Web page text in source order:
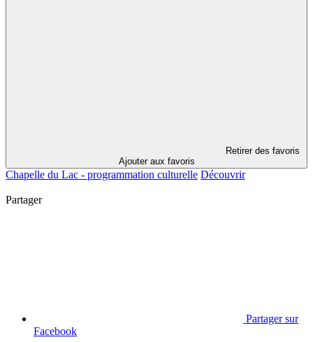
Retirer des favoris
Ajouter aux favoris
Chapelle du Lac - programmation culturelle Découvrir
Partager
Partager sur
Facebook